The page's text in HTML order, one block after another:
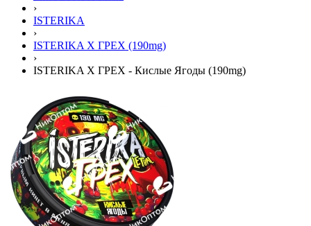
›
ISTERIKA
›
ISTERIKA X ГРЕХ (190mg)
›
ISTERIKA X ГРЕХ - Кислые Ягоды (190mg)